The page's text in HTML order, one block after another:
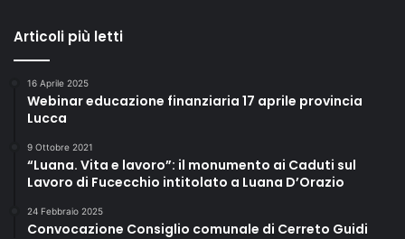
Articoli più letti
16 Aprile 2025
Webinar educazione finanziaria 17 aprile provincia
Lucca
9 Ottobre 2021
“Luana. Vita e lavoro”: il monumento ai Caduti sul
Lavoro di Fucecchio intitolato a Luana D’Orazio
24 Febbraio 2025
Convocazione Consiglio comunale di Cerreto Guidi